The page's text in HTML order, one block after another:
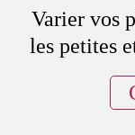
Varier vos
les petites